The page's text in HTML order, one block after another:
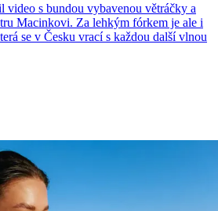
video s bundou vybavenou větráčky a
Macinkovi. Za lehkým fórkem je ale i
se v Česku vrací s každou další vlnou